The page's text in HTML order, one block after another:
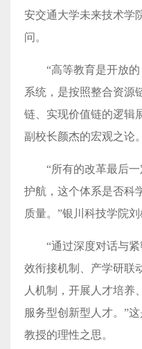
安交通大学未来技术学
问。
“高等教育是开放
系统，是按照整合资源
链、实现价值链的逻辑
副校长颜杰的宏观之论。
“所有的改革最后
护航，这个体系是否科
质量。”银川科技学院
“通过深度对话与
效衔接机制、产学研联
人机制，开展人才培养
服务型创新型人才。”
教授的理性之思。